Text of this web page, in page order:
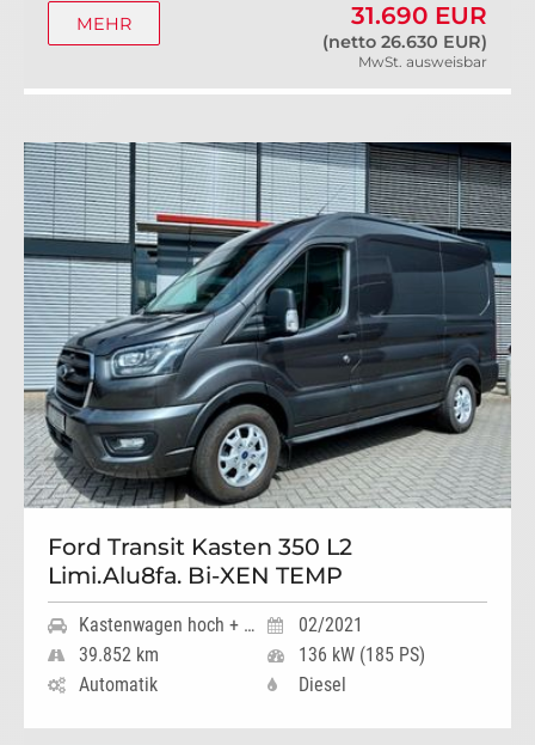
31.690 EUR
(netto 26.630 EUR)
MwSt. ausweisbar
MEHR
Ford Transit Kasten 350 L2
Limi.Alu8fa. Bi-XEN TEMP
Kastenwagen hoch + lang
02/2021
39.852 km
136 kW (185 PS)
Automatik
Diesel